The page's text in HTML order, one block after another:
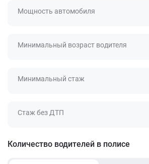
Мощность автомобиля
Минимальный возраст водителя
Минимальный стаж
Стаж без ДТП
Количество водителей в полисе